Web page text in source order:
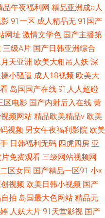
品午夜福利网 精品亚洲成a人
91一区 成人精品无 91国产
网址 激情文学色 国产主播第
三级A片 国产日韩亚洲综合
天亚洲 欧美大粗吊人妖 深
小骚逼 成人18视频 欧美大
岛国国产在线 91人人超碰
区电影 国产内射后入在线 黄
频网站 精品欧美精品v 欧美
视频 男女午夜福利影院 欧美
日韩福利无码 四虎四房 亚
免费观看 三级网站视频网
区女同 国产精品一区91 小x
视频 欧美日韩小视频 国产
拍 岛国最大色网站 精品无
人妖大片 91天堂影视 国产